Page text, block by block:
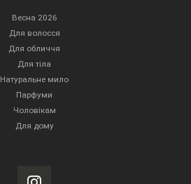
Весна 2026
Для волосся
Для обличчя
Для тіла
Натуральне мило
Парфуми
Чоловікам
Для дому